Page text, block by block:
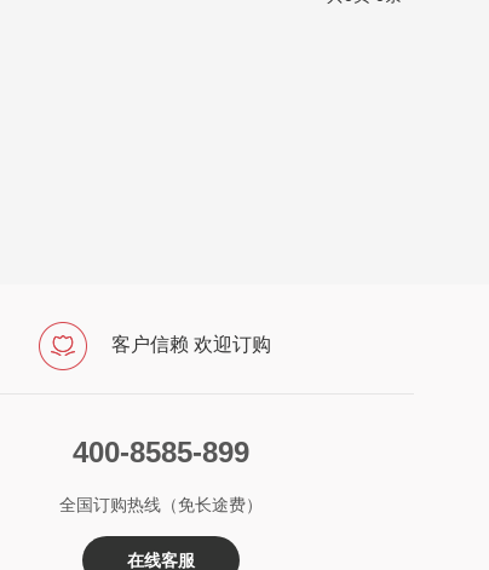
客户信赖 欢迎订购
400-8585-899
全国订购热线（免长途费）
在线客服